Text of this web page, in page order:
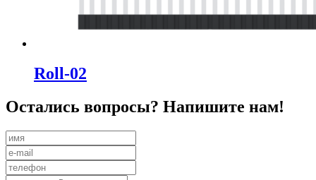
Roll-02
Остались вопросы? Напишите нам!